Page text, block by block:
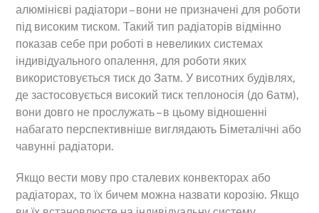
алюмінієві радіатори – вони не призначені для роботи
під високим тиском. Такий тип радіаторів відмінно
показав себе при роботі в невеликих системах
індивідуального опалення, для роботи яких
використовується тиск до 3атм. У висотних будівлях,
де застосовується високий тиск теплоносія (до 6атм),
вони довго не прослужать – в цьому відношенні
набагато перспективніше виглядають Біметалічні або
чавунні радіатори.
Якщо вести мову про сталевих конвекторах або
радіаторах, то їх бичем можна назвати корозію. Якщо